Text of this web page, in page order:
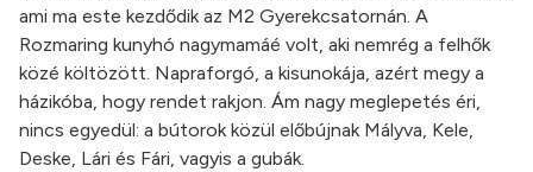
ami ma este kezdődik az M2 Gyerekcsatornán. A
Rozmaring kunyhó nagymamáé volt, aki nemrég a felhők
közé költözött. Napraforgó, a kisunokája, azért megy a
házikóba, hogy rendet rakjon. Ám nagy meglepetés éri,
nincs egyedül: a bútorok közül előbújnak Mályva, Kele,
Deske, Lári és Fári, vagyis a gubák.